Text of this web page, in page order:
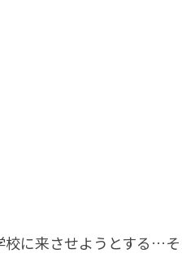
に来させようとする…そ